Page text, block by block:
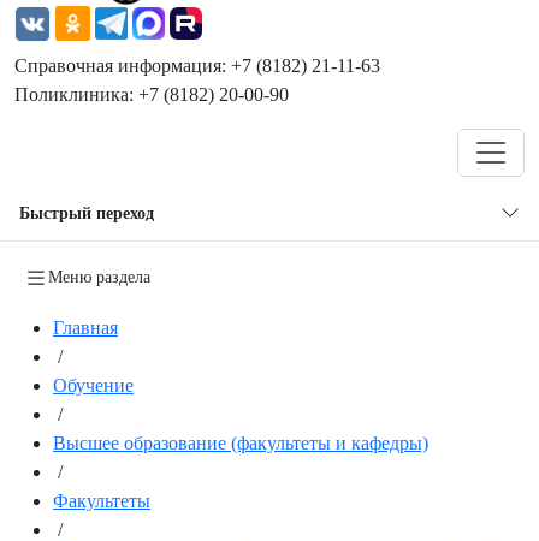
Справочная информация: +7 (8182) 21-11-63
Поликлиника: +7 (8182) 20-00-90
Быстрый переход
Меню раздела
Главная
/
Обучение
/
Высшее образование (факультеты и кафедры)
/
Факультеты
/